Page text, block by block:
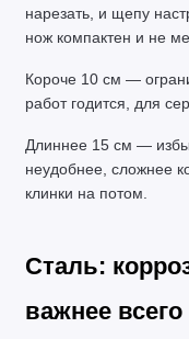
нарезать, и щепу
нож компактен и не
Короче 10 см —
работ годится, для
Длиннее 15 см —
неудобнее, сложнее
клинки на потом.
Сталь:
важнее всего